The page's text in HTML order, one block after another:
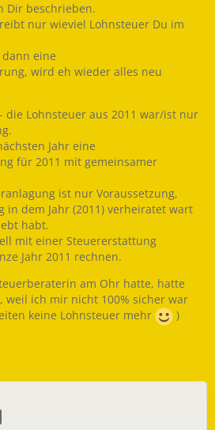
Dir beschrieben.
nur wieviel Lohnsteuer Du im
eine
wird eh wieder alles neu
die Lohnsteuer aus 2011 war/ist nur
Jahr eine
für 2011 mit gemeinsamer
ist nur Voraussetzung,
in dem Jahr (2011) verheiratet wart
habt.
mit einer Steuererstattung
Jahr 2011 rechnen.
am Ohr hatte, hatte
weil ich mir nicht 100% sicher war
keine Lohnsteuer mehr
)